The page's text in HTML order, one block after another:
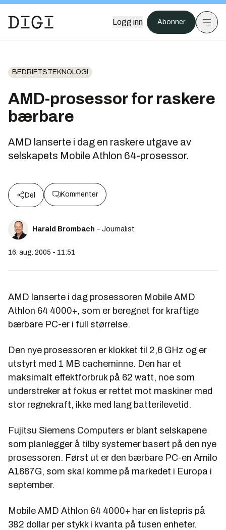
Logg inn Abonner
BEDRIFTSTEKNOLOGI
AMD-prosessor for raskere
bærbare
AMD lanserte i dag en raskere utgave av
selskapets Mobile Athlon 64-prosessor.
Del Kommenter
Harald Brombach – Journalist
16. aug. 2005 - 11:51
AMD lanserte i dag prosessoren Mobile AMD
Athlon 64 4000+, som er beregnet for kraftige
bærbare PC-er i full størrelse.
Den nye prosessoren er klokket til 2,6 GHz og er
utstyrt med 1 MB cacheminne. Den har et
maksimalt effektforbruk på 62 watt, noe som
understreker at fokus er rettet mot maskiner med
stor regnekraft, ikke med lang batterilevetid.
Fujitsu Siemens Computers er blant selskapene
som planlegger å tilby systemer basert på den nye
prosessoren. Først ut er den bærbare PC-en Amilo
A1667G, som skal komme på markedet i Europa i
september.
Mobile AMD Athlon 64 4000+ har en listepris på
382 dollar per stykk i kvanta på tusen enheter.